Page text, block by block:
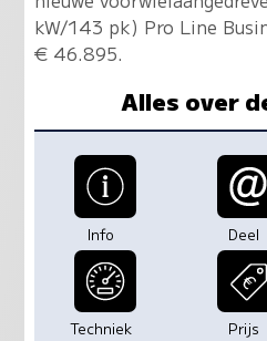
kW/143 pk) Pro Line
€ 46.895.
Alles over
Info Deel
Techniek Prijs